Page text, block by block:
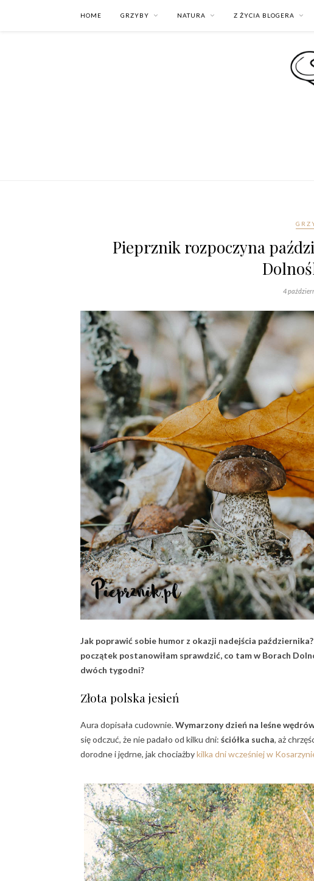
HOME GRZYBY NATURA Z ŻYCIA BLOGERA
Pieprznik rozpoczyna
4
Jak poprawić sobie humor z okazji nadejścia
początek postanowiłam sprawdzić, co tam w Borach
dwóch tygodni?
Złota polska jesień
Aura dopisała cudownie.Wymarzony dzień na leśne
się odczuć, że nie padało od kilku dni: ściółka sucha, aż
dorodne i jędrne, jak chociażbykilka dni wcześniej w